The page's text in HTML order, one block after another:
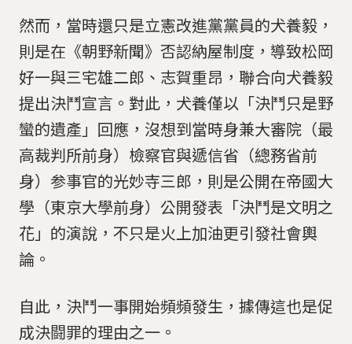
然而，當時還只是立憲改進黨黨員的犬養毅，
則是在《朝野新聞》否認納屋制度，導致松岡
好一與三宅雄二郎、志賀重昂，聯合向犬養毅
提出決鬥宣言。對此，犬養僅以「決鬥只是野
蠻的遺產」回應，沒想到當時身兼大審院（最
高裁判所前身）檢察官與遞信省（總務省前
身）参事官的光妙寺三郎，則是公開在帝國大
學（東京大學前身）公開發表「決鬥是文明之
花」的演說，不只是火上加油更引發社會輿
論。
自此，決鬥一事開始頻頻發生，據傳這也是促
成決闘罪的理由之一。